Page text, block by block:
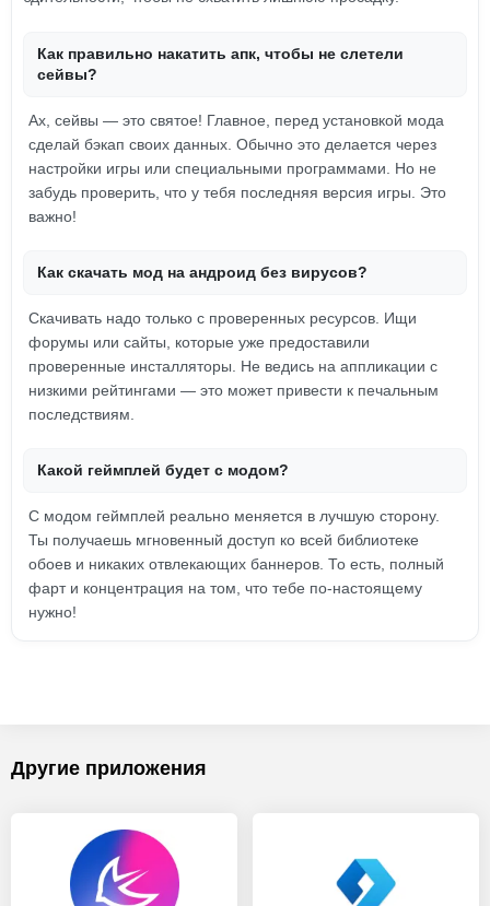
Как правильно накатить апк, чтобы не слетели
сейвы?
Ах, сейвы — это святое! Главное, перед установкой мода
сделай бэкап своих данных. Обычно это делается через
настройки игры или специальными программами. Но не
забудь проверить, что у тебя последняя версия игры. Это
важно!
Как скачать мод на андроид без вирусов?
Скачивать надо только с проверенных ресурсов. Ищи
форумы или сайты, которые уже предоставили
проверенные инсталляторы. Не ведись на аппликации с
низкими рейтингами — это может привести к печальным
последствиям.
Какой геймплей будет с модом?
С модом геймплей реально меняется в лучшую сторону.
Ты получаешь мгновенный доступ ко всей библиотеке
обоев и никаких отвлекающих баннеров. То есть, полный
фарт и концентрация на том, что тебе по-настоящему
нужно!
Другие приложения